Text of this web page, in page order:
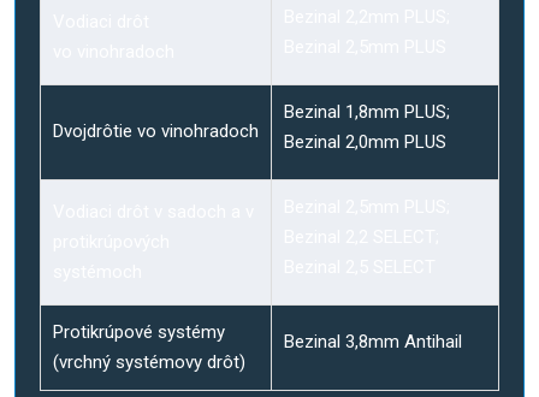
Dvojdrôtie vo vinohradoch
Bezinal 1,8mm PLUS;
Bezinal 2,0mm PLUS
Protikrúpové systémy
(vrchný systémovy drôt)
Bezinal 3,8mm Antihail